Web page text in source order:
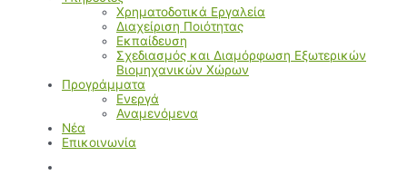
Χρηματοδοτικά Εργαλεία
Διαχείριση Ποιότητας
Εκπαίδευση
Σχεδιασμός και Διαμόρφωση Εξωτερικών
Βιομηχανικών Χώρων
Προγράμματα
Ενεργά
Αναμενόμενα
Νέα
Επικοινωνία